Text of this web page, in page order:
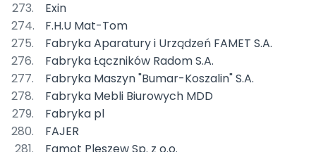
Exin
F.H.U Mat-Tom
Fabryka Aparatury i Urządzeń FAMET S.A.
Fabryka Łączników Radom S.A.
Fabryka Maszyn "Bumar-Koszalin" S.A.
Fabryka Mebli Biurowych MDD
Fabryka pl
FAJER